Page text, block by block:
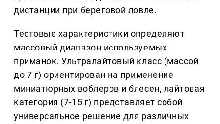
дистанции при береговой ловле.
Тестовые характеристики определяют
массовый диапазон используемых
приманок. Ультралайтовый класс (массой
до 7 г) ориентирован на применение
миниатюрных воблеров и блесен, лайтовая
категория (7-15 г) представляет собой
универсальное решение для различных